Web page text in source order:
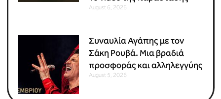
August 6, 2026
Συναυλία Αγάπης με τον
Σάκη Ρουβά. Μια βραδιά
προσφοράς και αλληλεγγύης
August 5, 2026